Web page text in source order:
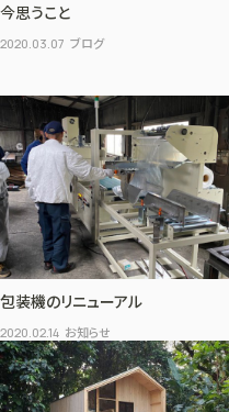
今思うこと
2020.03.07 ブログ
包装機のリニューアル
2020.02.14 お知らせ